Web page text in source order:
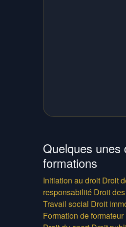
Quelques unes
formations
Initiation au droit Droit
responsabilité Droit
Travail social Droit
Formation de formateur